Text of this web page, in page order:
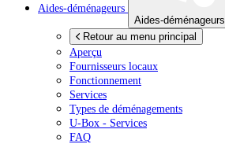
Aides-déménageurs
Aides-déménageurs
Retour au menu principal
Aperçu
Fournisseurs locaux
Fonctionnement
Services
Types de déménagements
U-Box - Services
FAQ